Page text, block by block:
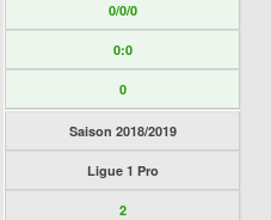
0/0/0
0:0
0
Saison 2018/2019
Ligue 1 Pro
2